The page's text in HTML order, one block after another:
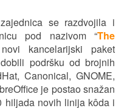
se razdvojila i
pod nazivom “The
kancelarijski paket
podršku od brojnih
Canonical, GNOME,
je postao snažan
hiljada novih linija kôda i